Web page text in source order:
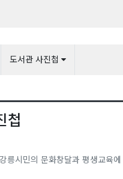
도서관 사진첩
첩
릉시민의 문화창달과 평생교육